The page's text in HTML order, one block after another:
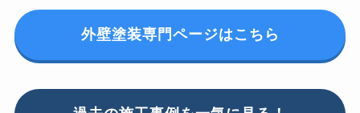
外壁塗装専門ページはこちら